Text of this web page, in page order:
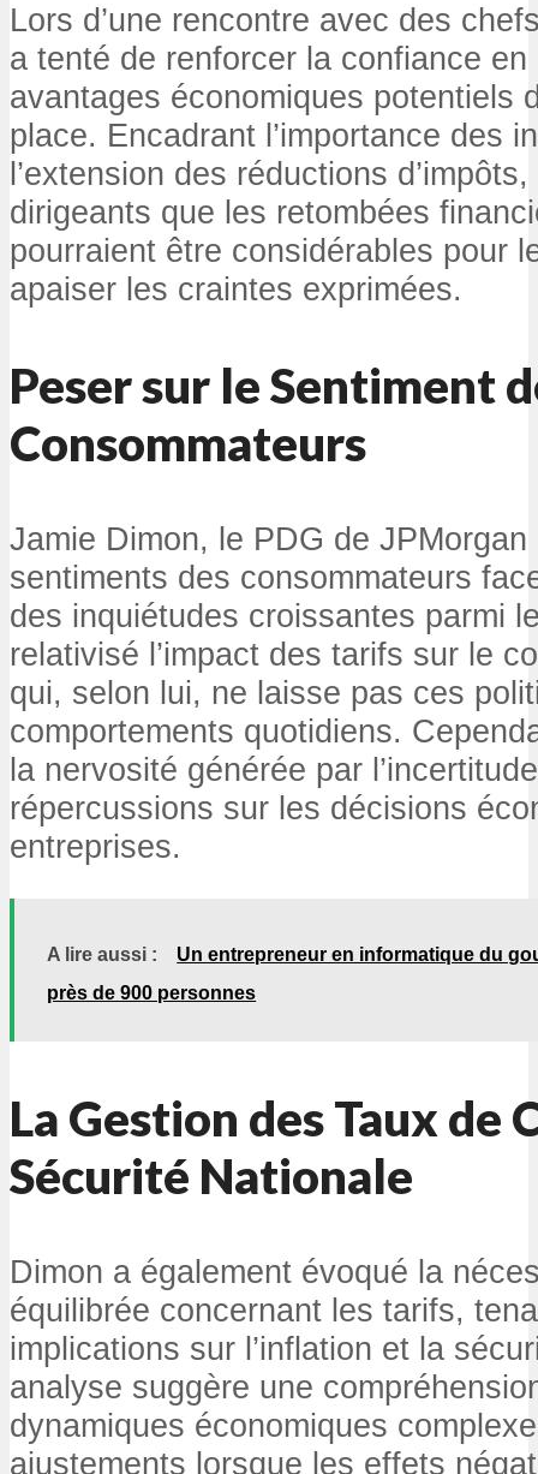
Lors d’une rencontre avec des
a tenté de renforcer la confiance
avantages économiques potentiels
place. Encadrant l’importance des
l’extension des réductions
dirigeants que les retombées
pourraient être considérables pour
apaiser les craintes exprimées.
Peser sur le Sentiment
Consommateurs
Jamie Dimon, le PDG de
sentiments des consommateurs
des inquiétudes croissantes parmi
relativisé l’impact des tarifs sur le
qui, selon lui, ne laisse pas ces
comportements quotidiens.
la nervosité générée par
répercussions sur les décisions
entreprises.
A lire aussi :
Un entrepreneur en informatique du
près de 900 personnes
La Gestion des Taux de
Sécurité Nationale
Dimon a également évoqué la
équilibrée concernant les tarifs,
implications sur l’inflation et la
analyse suggère une
dynamiques économiques
ajustements lorsque les effets